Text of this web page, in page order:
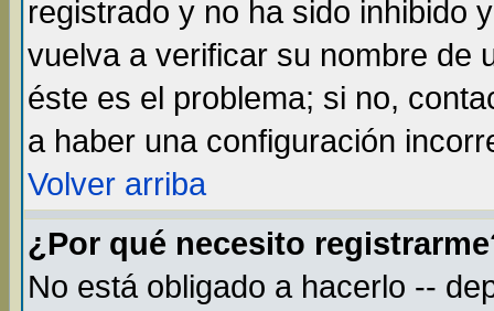
registrado y no ha sido inhibido
vuelva a verificar su nombre de
éste es el problema; si no,
a haber una configuración
Volver arriba
¿Por qué necesito
No está obligado a hacerlo --